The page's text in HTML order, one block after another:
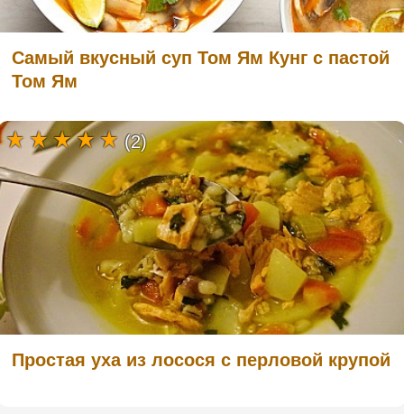
Самый вкусный суп Том Ям Кунг с пастой
Том Ям
Простая уха из лосося с перловой крупой
(2)